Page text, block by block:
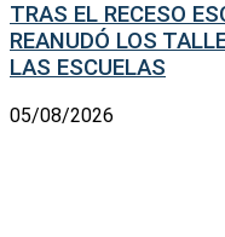
TRAS EL RECESO
REANUDÓ LOS
LAS ESCUELAS
05/08/2026